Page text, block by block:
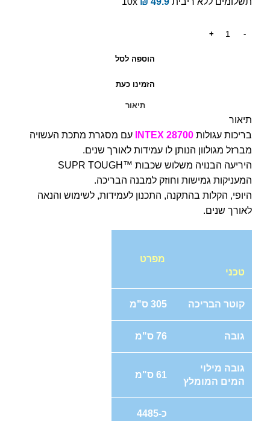
הוספה לסל
הזמינו כעת
תיאור
תיאור
בריכות עגולות INTEX 28700
עם מסגרת מתכת העשויה
מברזל מגולוון הנותן לו עמידות לאורך שנים.
היריעה הבנויה משלוש שכבות ™SUPR TOUGH
המעניקות גמישות וחוזק למבנה הבריכה.
היופי, הקלות בהתקנה, התכנון לעמידות, לשימוש והנאה
לאורך שנים.
מפרט
טכני
קוטר הבריכה 305 ס"מ
גובה 76 ס"מ
גובה מילוי
המים המומלץ
61 ס"מ
כ-4485